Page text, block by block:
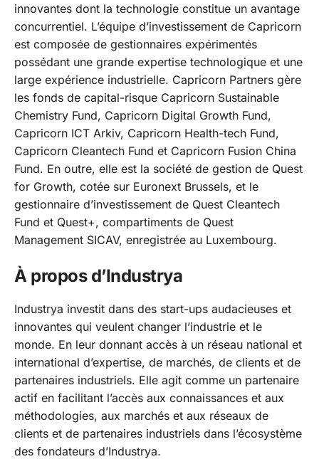
innovantes dont la technologie constitue un avantage
concurrentiel. L’équipe d’investissement de Capricorn
est composée de gestionnaires expérimentés
possédant une grande expertise technologique et une
large expérience industrielle. Capricorn Partners gère
les fonds de capital-risque Capricorn Sustainable
Chemistry Fund, Capricorn Digital Growth Fund,
Capricorn ICT Arkiv, Capricorn Health-tech Fund,
Capricorn Cleantech Fund et Capricorn Fusion China
Fund. En outre, elle est la société de gestion de Quest
for Growth, cotée sur Euronext Brussels, et le
gestionnaire d’investissement de Quest Cleantech
Fund et Quest+, compartiments de Quest
Management SICAV, enregistrée au Luxembourg.
À propos d’Industrya
Industrya investit dans des start-ups audacieuses et
innovantes qui veulent changer l’industrie et le
monde. En leur donnant accès à un réseau national et
international d’expertise, de marchés, de clients et de
partenaires industriels. Elle agit comme un partenaire
actif en facilitant l’accès aux connaissances et aux
méthodologies, aux marchés et aux réseaux de
clients et de partenaires industriels dans l’écosystème
des fondateurs d’Industrya.